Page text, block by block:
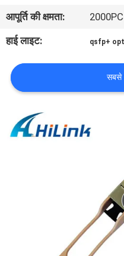
हमसे
संपर्क
करें
मामले
आपूर्ति की क्षमता:
हाई लाइट:
qsfp+
सबसे